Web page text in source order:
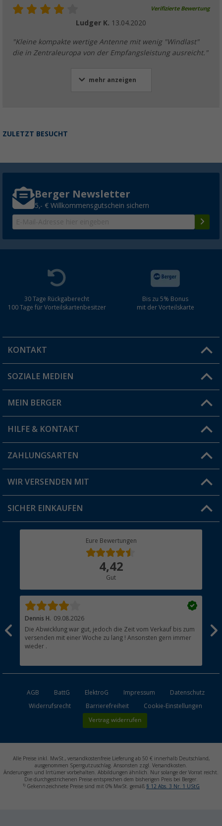
Verifizierte Bewertung
Ludger K. 13.04.2020
"Kleine kompakte wertige Antenne mit wenig "Windlast"
die in Zentraleuropa von der Empfangsleistung ausreicht."
mehr anzeigen
ZULETZT BESUCHT
Berger Newsletter
5,- € Willkommensgutschein sichern
30 Tage Rückgaberecht
100 Tage für Vorteilskartenbesitzer
Bis zu 5% Bonus
mit der Vorteilskarte
KONTAKT
Du hast eine Frage?
Filiale finden
SOZIALE MEDIEN
MEIN BERGER
Vorteilskarte
Blog
Jobs & Karriere
HILFE & KONTAKT
FAQ & Kontakt
Versandinformationen
Rücksendung
ZAHLUNGSARTEN
WIR VERSENDEN MIT
SICHER EINKAUFEN
Eure Bewertungen
4,42
Gut
Dennis H. 09.08.2026
Die Abwicklung war gut, jedoch die Zeit vom Verkauf bis zum
versenden mit einer Woche zu lang ! Ansonsten gern immer
wieder .
AGB BattG ElektroG Impressum
Datenschutz
Widerrufsrecht
Barrierefreiheit Cookie-Einstellungen
Vertrag widerrufen
Alle Preise inkl. MwSt., versandkostenfreie Lieferung ab 50 € innerhalb Deutschland,
ausgenommen Sperrgutzuschlag. Ansonsten zzgl. Versandkosten.
Änderungen und Irrtümer vorbehalten. Abbildungen ähnlich. Nur solange der Vorrat reicht.
Die durchgestrichenen Preise entsprechen dem bisherigen Preis bei Berger.
1) Gekennzeichnete Preise sind mit 0% MwSt. gemäß § 12 Abs. 3 Nr. 1 UStG